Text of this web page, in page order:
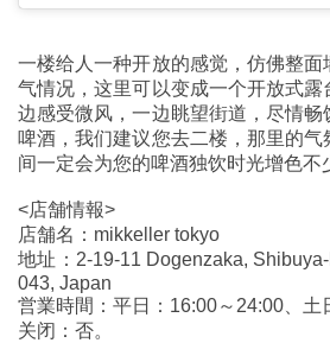
一楼给人一种开放的感觉，仿佛整
气情况，这里可以变成一个开放式
边感受微风，一边眺望街道，尽情
啤酒，我们建议您去二楼，那里的
间一定会为您的啤酒独饮时光增色不
<店舗情報>
店舗名：mikkeller tokyo
地址：2-19-11 Dogenzaka,
043, Japan
営業時間：平日：16:00～24:00、土
关闭：否。